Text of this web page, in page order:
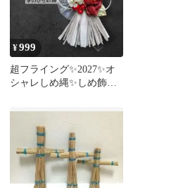
¥999
超フライング✨2027✨オ
シャレしめ縄✨しめ飾り
イド✨